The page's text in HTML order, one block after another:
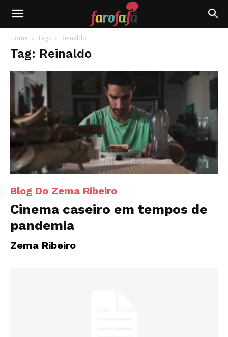
Farofafá
Home Tags Reinaldo
Tag: Reinaldo
Blog Do Zema Ribeiro
Cinema caseiro em tempos de
pandemia
Zema Ribeiro